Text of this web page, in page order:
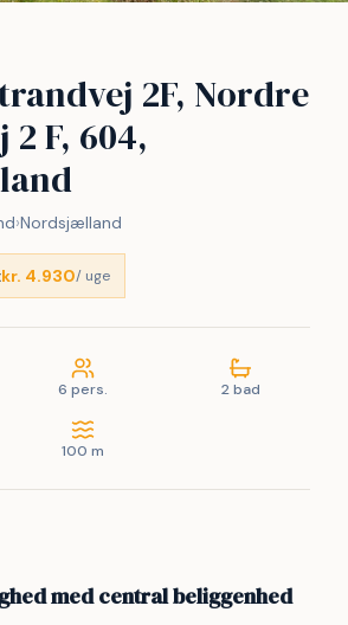
2F, Nordre
F, 604,
›Nordsjælland
kr. 4.930/ uge
6 pers. 2 bad
100 m
med central beliggenhed